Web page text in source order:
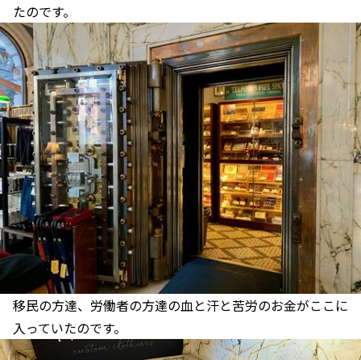
たのです。
移民の方達、労働者の方達の血と汗と苦労のお金がここに
入っていたのです。